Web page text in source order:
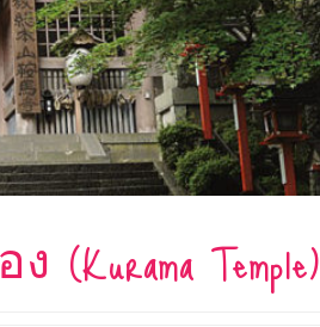
Temple)